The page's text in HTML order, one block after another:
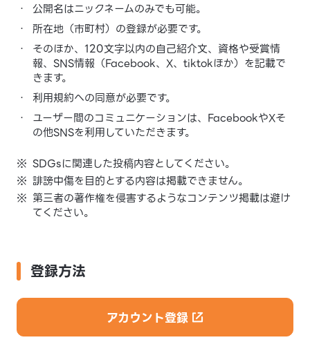
・ 公開名はニックネームのみでも可能。
・ 所在地（市町村）の登録が必要です。
・
そのほか、120文字以内の自己紹介文、資格や受賞情
報、SNS情報（Facebook、X、tiktokほか）を記載で
きます。
・
利用規約への同意が必要です。
・
ユーザー間のコミュニケーションは、FacebookやXそ
の他SNSを利用していただきます。
※ SDGsに関連した投稿内容としてください。
※ 誹謗中傷を目的とする内容は掲載できません。
※ 第三者の著作権を侵害するようなコンテンツ掲載は避け
てください。
登録方法
アカウント登録